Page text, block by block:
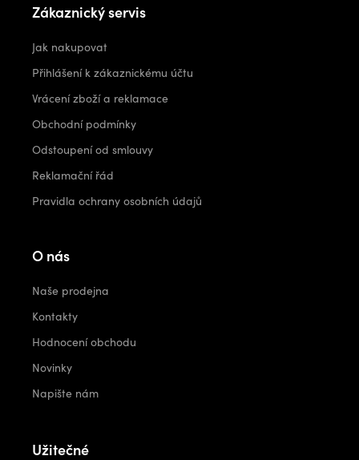
Zákaznický servis
Jak nakupovat
Přihlášení k zákaznickému účtu
Vrácení zboží a reklamace
Obchodní podmínky
Odstoupení od smlouvy
Reklamační řád
Pravidla ochrany osobních údajů
O nás
Naše prodejna
Kontakty
Hodnocení obchodu
Novinky
Napište nám
Užitečné